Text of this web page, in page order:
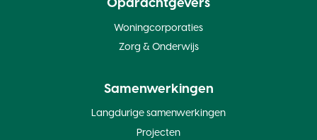
Opdrachtgevers
Woningcorporaties
Zorg & Onderwijs
Samenwerkingen
Langdurige samenwerkingen
Projecten